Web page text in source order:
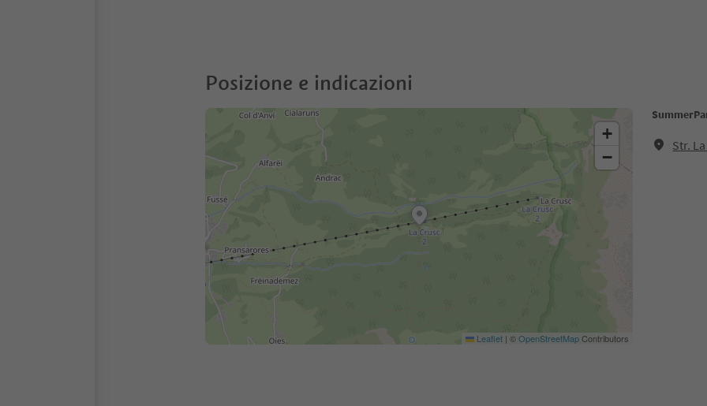
Posizione e indicazioni
Str.
+
−
Leaflet | ©OpenStreetMapContributors